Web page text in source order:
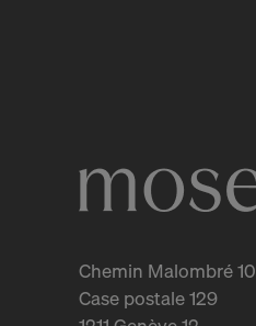
Chemin Malombré 10
Case postale 129